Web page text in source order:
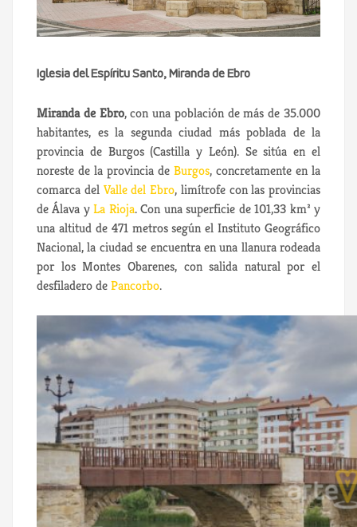
Iglesia del Espíritu Santo, Miranda de Ebro
Miranda de Ebro, con una población de más de 35.000
habitantes, es la segunda ciudad más poblada de la
provincia de Burgos (Castilla y León). Se sitúa en el
noreste de la provincia de Burgos, concretamente en la
comarca del Valle del Ebro, limítrofe con las provincias
de Álava yLa Rioja. Con una superficie de 101,33 km² y
una altitud de 471 metros según el Instituto Geográfico
Nacional, la ciudad se encuentra en una llanura rodeada
por los Montes Obarenes, con salida natural por el
desfiladero dePancorbo.